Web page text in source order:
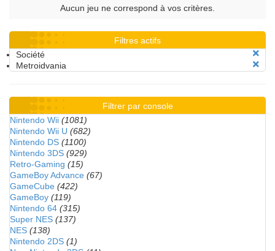
Aucun jeu ne correspond à vos critères.
Filtres actifs
Société
Metroidvania
Filtrer par console
Nintendo Wii (1081)
Nintendo Wii U (682)
Nintendo DS (1100)
Nintendo 3DS (929)
Retro-Gaming (15)
GameBoy Advance (67)
GameCube (422)
GameBoy (119)
Nintendo 64 (315)
Super NES (137)
NES (138)
Nintendo 2DS (1)